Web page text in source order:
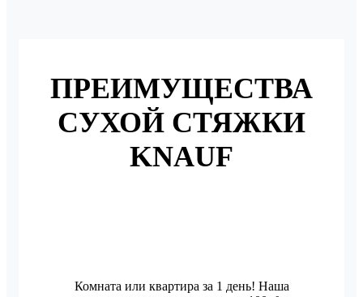
ПРЕИМУЩЕСТВА
СУХОЙ СТЯЖКИ
KNAUF
Комната или квартира за 1 день! Наша